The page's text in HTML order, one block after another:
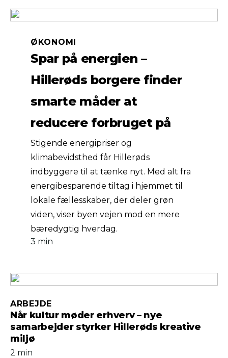
Spar på energien –
Hillerøds borgere finder
smarte måder at
reducere forbruget på
ØKONOMI
3 min
Stigende energipriser og
klimabevidsthed får Hillerøds
indbyggere til at tænke nyt. Med alt fra
energibesparende tiltag i hjemmet til
lokale fællesskaber, der deler grøn
viden, viser byen vejen mod en mere
bæredygtig hverdag.
Når kultur møder erhverv – nye
samarbejder styrker Hillerøds kreative
miljø
ARBEJDE
2 min